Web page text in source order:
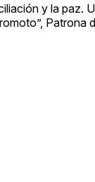
y la paz.
Patrona